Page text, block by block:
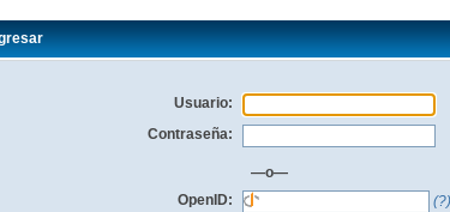
Usuario:
Contraseña:
—o—
OpenID:
(?)